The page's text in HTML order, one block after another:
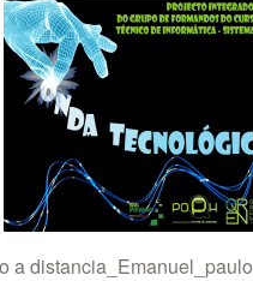
a distancia_Emanuel_paulo